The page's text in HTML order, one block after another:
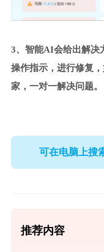
3、智能AI会给出解决
操作指示，进行修复
家，一对一解决问题。
可在电脑上搜
推荐内容